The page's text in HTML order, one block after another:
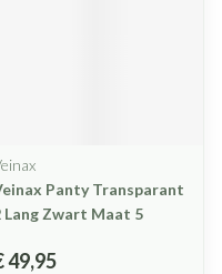
Panty Transparant
Lang Zwart Maat 5
49,95